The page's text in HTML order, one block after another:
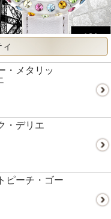
・メタリッ
・デリエ
ピーチ・ゴー